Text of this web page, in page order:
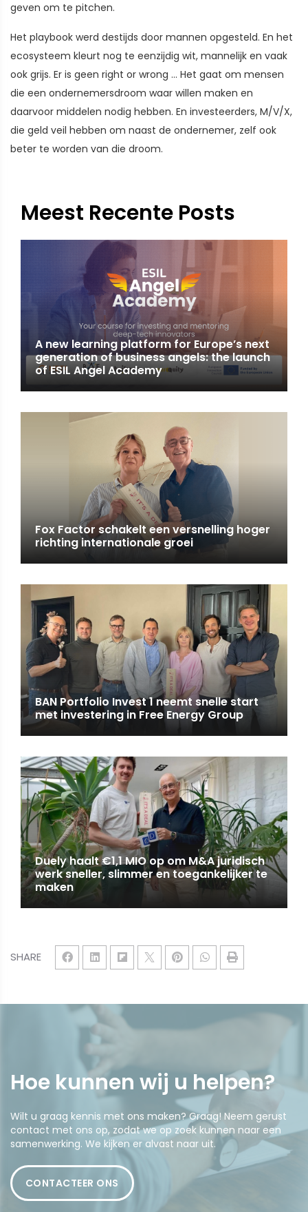
SHARE
geven om te pitchen.
Het playbook werd destijds door mannen opgesteld. En het
ecosysteem kleurt nog te eenzijdig wit, mannelijk en vaak
ook grijs. Er is geen right or wrong … Het gaat om mensen
die een ondernemersdroom waar willen maken en
daarvoor middelen nodig hebben. En investeerders, M/V/X,
die geld veil hebben om naast de ondernemer, zelf ook
beter te worden van die droom.
Meest Recente Posts
A new learning platform for Europe’s next
generation of business angels: the launch
of ESIL Angel Academy
Fox Factor schakelt een versnelling hoger
richting internationale groei
BAN Portfolio Invest 1 neemt snelle start
met investering in Free Energy Group
Duely haalt €1,1 MIO op om M&A juridisch
werk sneller, slimmer en toegankelijker te
maken
Hoe kunnen wij u helpen?
Wilt u graag kennis met ons maken? Graag! Neem gerust
contact met ons op, zodat we op zoek kunnen naar een
samenwerking. We kijken er alvast naar uit.
CONTACTEER ONS